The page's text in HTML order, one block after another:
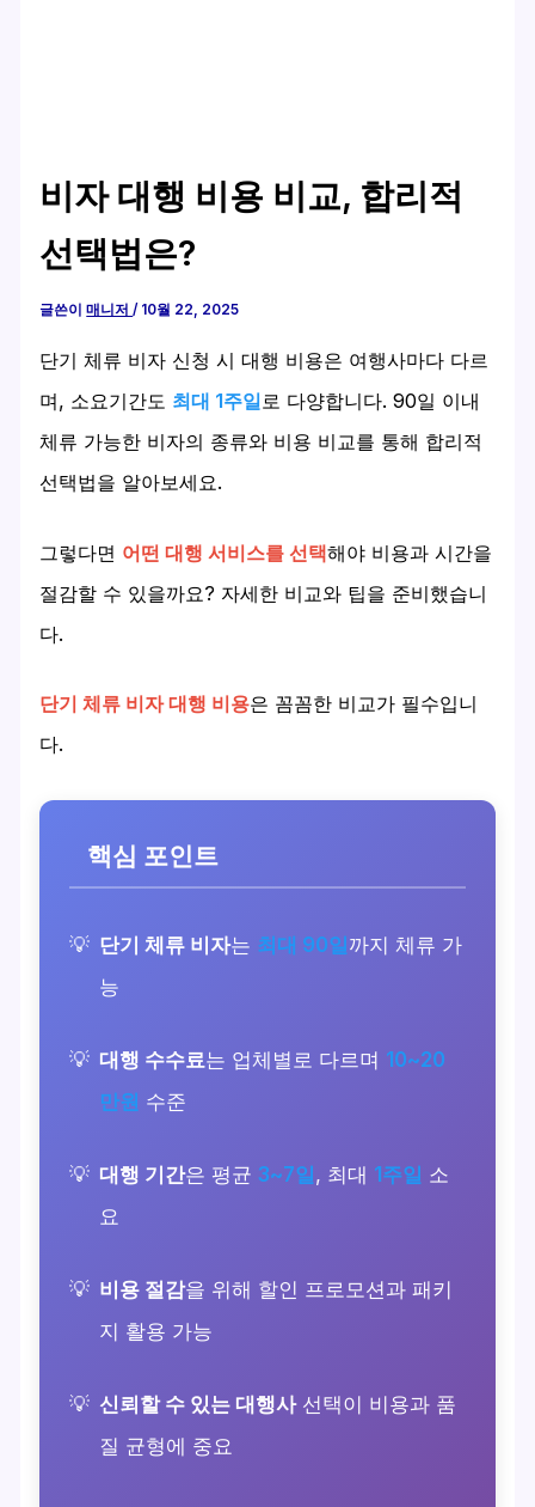
비자 대행 비용 비교, 합리적
선택법은?
글쓴이매니저/ 10월 22, 2025
단기 체류 비자 신청 시 대행 비용은 여행사마다 다르
며, 소요기간도 최대 1주일로 다양합니다. 90일 이내
체류 가능한 비자의 종류와 비용 비교를 통해 합리적
선택법을 알아보세요.
그렇다면 어떤 대행 서비스를 선택해야 비용과 시간을
절감할 수 있을까요? 자세한 비교와 팁을 준비했습니
다.
단기 체류 비자 대행 비용은 꼼꼼한 비교가 필수입니
다.
핵심 포인트
단기 체류 비자는 최대 90일 까지 체류 가
능
대행 수수료는 업체별로 다르며 10~20
만원 수준
대행 기간은 평균3~7일 , 최대 1주일 소
요
비용 절감을 위해 할인 프로모션과 패키
지 활용 가능
신뢰할 수 있는 대행사선택이 비용과 품
질 균형에 중요